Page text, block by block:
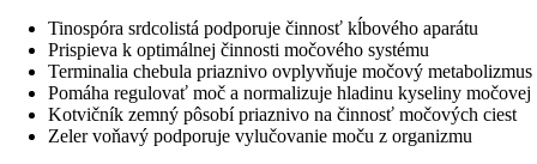
Tinospóra srdcolistá podporuje činnosť kĺbového aparátu
Prispieva k optimálnej činnosti močového systému
Terminalia chebula priaznivo ovplyvňuje močový metabolizmus
Pomáha regulovať moč a normalizuje hladinu kyseliny močovej
Kotvičník zemný pôsobí priaznivo na činnosť močových ciest
Zeler voňavý podporuje vylučovanie moču z organizmu